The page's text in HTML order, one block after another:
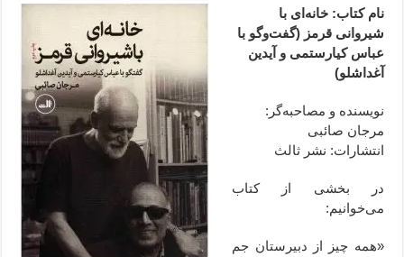
نام کتاب: خانه‌ای با
شیروانی قرمز (گفت‌وگو با
عباس کیارستمی و آیدین
آغداشلو)
نویسنده و مصاحبه‌گر:
مرجان صائبی
انتشارات: نشر ثالث
در بخشی از کتاب
می‌خوانیم:
«همه چیز از دبیرستان جم